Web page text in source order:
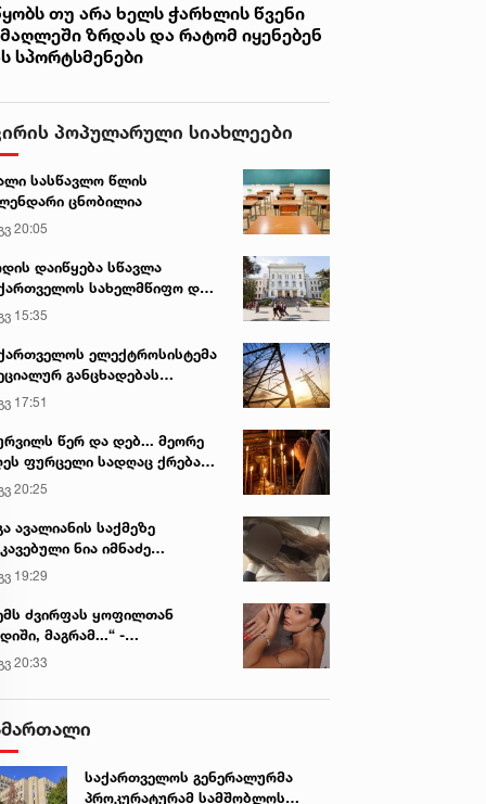
თუ არა ხელს ჭარხლის წვენი
ზრდას და რატომ იყენებენ
სპორტსმენები
პოპულარული სიახლეები
სასწავლო წლის
ცნობილია
20:05
დაიწყება სწავლა
სახელმწიფო და
უნივერსიტეტებში
15:35
ელექტროსისტემა
განცხადებას
17:51
წერ და დებ... მეორე
ფურცელი სადღაც ქრება
სურვილი სრულდება...“ -
ტაძარი შიდა
20:25
ავალიანის საქმეზე
ნია იმნაძე
გადაჰყავთ
19:29
ძვირფას ყოფილთან
მაგრამ...“ -
პაიჭაძის
აღიარება
20:33
საქართველოს გენერალურმა
პროკურატურამ სამშობლოს